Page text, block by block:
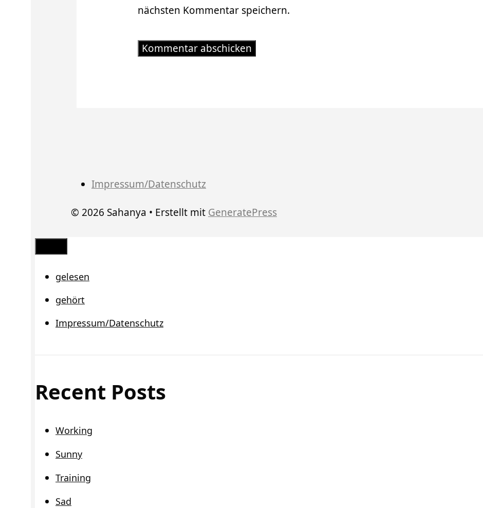
nächsten Kommentar speichern.
Impressum/Datenschutz
© 2026 Sahanya • Erstellt mit GeneratePress
Schließen
gelesen
gehört
Impressum/Datenschutz
Recent Posts
Working
Sunny
Training
Sad